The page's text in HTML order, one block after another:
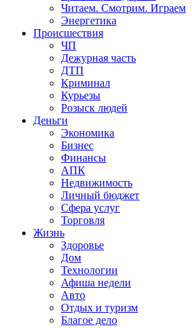
Читаем. Смотрим. Играем
Энергетика
Происшествия
ЧП
Дежурная часть
ДТП
Криминал
Курьезы
Розыск людей
Деньги
Экономика
Бизнес
Финансы
АПК
Недвижимость
Личный бюджет
Сфера услуг
Торговля
Жизнь
Здоровье
Дом
Технологии
Афиша недели
Авто
Отдых и туризм
Благое дело